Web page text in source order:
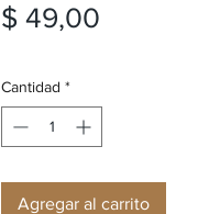
$ 49,00
Cantidad *
Agregar al carrito